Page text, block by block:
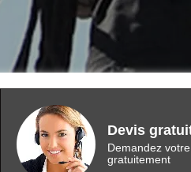
Devis
Demandez
gratuitement